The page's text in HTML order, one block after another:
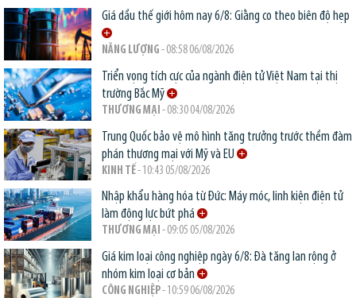
Giá dầu thế giới hôm nay 6/8: Giằng co theo biên độ hẹp
NĂNG LƯỢNG - 08:58 06/08/2026
Triển vọng tích cực của ngành điện tử Việt Nam tại thị
trường Bắc Mỹ
THƯƠNG MẠI - 08:30 04/08/2026
Trung Quốc bảo vệ mô hình tăng trưởng trước thềm đàm
phán thương mại với Mỹ và EU
KINH TẾ- 10:43 05/08/2026
Nhập khẩu hàng hóa từ Đức: Máy móc, linh kiện điện tử
làm động lực bứt phá
THƯƠNG MẠI - 09:05 05/08/2026
Giá kim loại công nghiệp ngày 6/8: Đà tăng lan rộng ở
nhóm kim loại cơ bản
CÔNG NGHIỆP- 10:59 06/08/2026